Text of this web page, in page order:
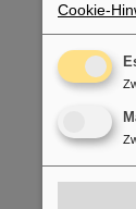
Cookie-